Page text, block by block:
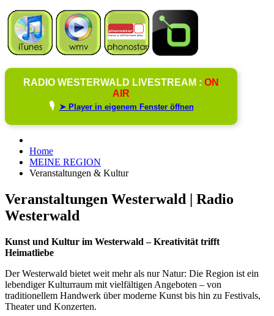
RADIO WESTERWALD LIVESTREAM : ON
AIR
🎙️ ➤ Player in eigenem Fenster öffnen
Home
MEINE REGION
Veranstaltungen & Kultur
Veranstaltungen Westerwald | Radio
Westerwald
Kunst und Kultur im Westerwald – Kreativität trifft
Heimatliebe
Der Westerwald bietet weit mehr als nur Natur: Die Region ist ein
lebendiger Kulturraum mit vielfältigen Angeboten – von
traditionellem Handwerk über moderne Kunst bis hin zu Festivals,
Theater und Konzerten.